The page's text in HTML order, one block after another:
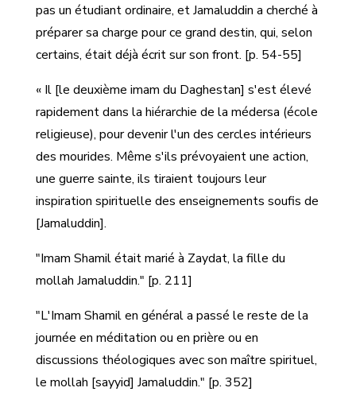
pas un étudiant ordinaire, et Jamaluddin a cherché à
préparer sa charge pour ce grand destin, qui, selon
certains, était déjà écrit sur son front. [p. 54-55]
« Il [le deuxième imam du Daghestan] s'est élevé
rapidement dans la hiérarchie de la médersa (école
religieuse), pour devenir l'un des cercles intérieurs
des mourides. Même s'ils prévoyaient une action,
une guerre sainte, ils tiraient toujours leur
inspiration spirituelle des enseignements soufis de
[Jamaluddin].
"Imam Shamil était marié à Zaydat, la fille du
mollah Jamaluddin." [p. 211]
"L'Imam Shamil en général a passé le reste de la
journée en méditation ou en prière ou en
discussions théologiques avec son maître spirituel,
le mollah [sayyid] Jamaluddin." [p. 352]